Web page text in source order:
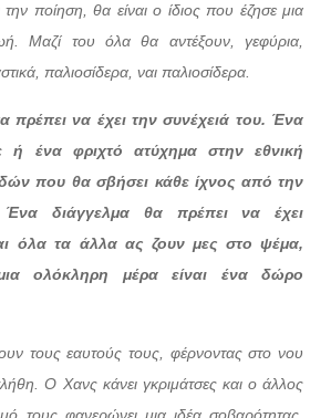
ποίηση, θα είναι ο ίδιος που έζησε μια
Μαζί του όλα θα αντέξουν, γεφύρια,
παλιοσίδερα, ναι παλιοσίδερα.
πρέπει να έχει την συνέχειά του. Ένα
ή ένα φριχτό ατύχημα στην εθνική
που θα σβήσει κάθε ίχνος από την
Ένα διάγγελμα θα πρέπει να έχει
όλα τα άλλα ας ζουν μες στο ψέμα,
μια ολόκληρη μέρα είναι ένα δώρο
τους εαυτούς τους, φέρνοντας στο νου
Ο Χανς κάνει γκριμάτσες και ο άλλος